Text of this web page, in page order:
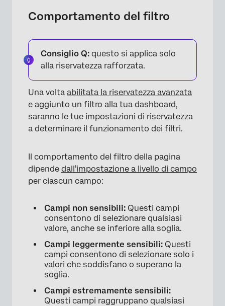
×
Comportamento del filtro
Consiglio Q: questo si applica solo
alla riservatezza rafforzata.
Una volta abilitata la riservatezza avanzata
e aggiunto un filtro alla tua dashboard,
saranno le tue impostazioni di riservatezza
a determinare il funzionamento dei filtri.
Il comportamento del filtro della pagina
dipende dall'impostazione a livello di campo
per ciascun campo:
Campi non sensibili: Questi campi
consentono di selezionare qualsiasi
valore, anche se inferiore alla soglia.
Campi leggermente sensibili: Questi
campi consentono di selezionare solo i
valori che soddisfano o superano la
soglia.
Campi estremamente sensibili:
Questi campi raggruppano qualsiasi